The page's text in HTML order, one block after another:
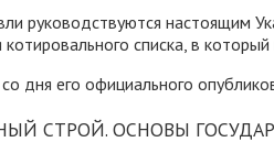
руководствуются настоящим
списка, в
со дня его официального
СТРОЙ. ОСНОВЫ